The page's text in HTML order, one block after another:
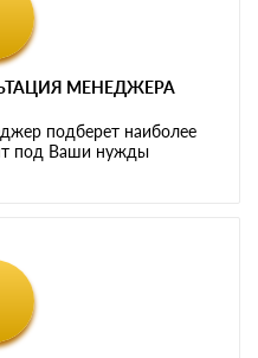
МЕНЕДЖЕРА
подберет наиболее
под Ваши нужды